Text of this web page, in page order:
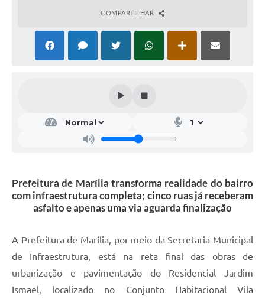
COMPARTILHAR
Prefeitura de Marília transforma realidade do bairro
com infraestrutura completa; cinco ruas já receberam
asfalto e apenas uma via aguarda finalização
A Prefeitura de Marília, por meio da Secretaria Municipal
de Infraestrutura, está na reta final das obras de
urbanização e pavimentação do Residencial Jardim
Ismael, localizado no Conjunto Habitacional Vila